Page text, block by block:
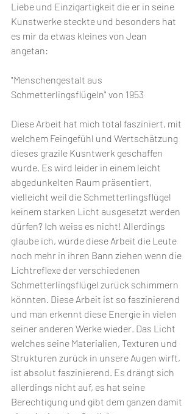
Liebe und Einzigartigkeit die er in seine
Kunstwerke steckte und besonders hat
es mir da etwas kleines von Jean
angetan:
"Menschengestalt aus
Schmetterlingsflügeln" von 1953
Diese Arbeit hat mich total fasziniert, mit
welchem Feingefühl und Wertschätzung
dieses grazile Kusntwerk geschaffen
wurde. Es wird leider in einem leicht
abgedunkelten Raum präsentiert,
vielleicht weil die Schmetterlingsflügel
keinem starken Licht ausgesetzt werden
dürfen? Ich weiss es nicht! Allerdings
glaube ich, würde diese Arbeit die Leute
noch mehr in ihren Bann ziehen wenn die
Lichtreflexe der verschiedenen
Schmetterlingsflügel zurück schimmern
könnten. Diese Arbeit ist so faszinierend
und man erkennt diese Energie in vielen
seiner anderen Werke wieder. Das Licht
welches seine Materialien, Texturen und
Strukturen zurück in unsere Augen wirft,
ist absolut faszinierend. Es drängt sich
allerdings nicht auf, es hat seine
Berechtigung und gibt dem ganzen damit